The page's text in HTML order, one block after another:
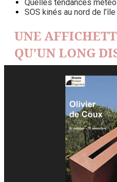
Quelles tendances
SOS kinés au nord de
UNE
QU’UN LONG